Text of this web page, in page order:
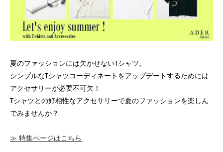
夏のファッションには欠かせないTシャツ。
シンプルなTシャツコーディネートをアップデートするためには
アクセサリーが必要不可欠！
Tシャツとの好相性なアクセサリーで夏のファッションを楽しん
でみませんか？
≫ 特集ページはこちら